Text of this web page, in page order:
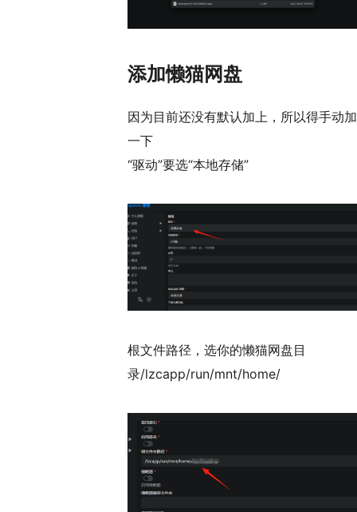
添加懒猫网盘
因为目前还没有默认加上，所以得手动加
一下
“驱动”要选“本地存储”
根文件路径，选你的懒猫网盘目
录/lzcapp/run/mnt/home/